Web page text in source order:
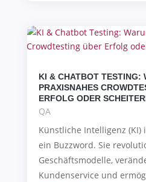
KI & CHATBOT TESTING:
PRAXISNAHES
ERFOLG ODER
QA
Künstliche Intelligenz (KI)
ein Buzzword. Sie
Geschäftsmodelle,
Kundenservice und